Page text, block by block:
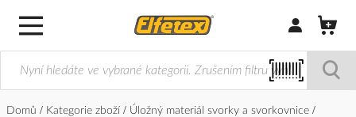
Přihlásit/
Domů Kategorie zboží
Úložný materiál svorky a svorkovnice